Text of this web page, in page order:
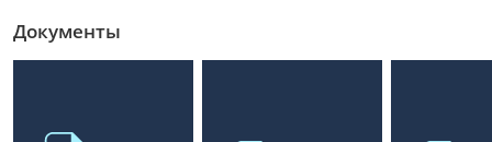
Документы